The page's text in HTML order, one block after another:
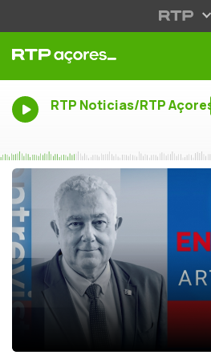
RTP Noticias/RTP Açores